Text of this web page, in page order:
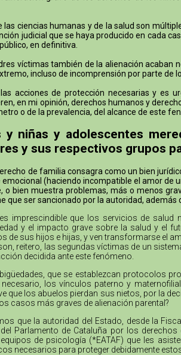
las ciencias humanas y de la salud son
judicial que se haya producido en cada
en definitiva.
víctimas también de la alienación acaban
incluso de incomprensión por parte de
acciones de protección necesarias y es
en mi opinión, derechos humanos y
o de la prevalencia, del alcance de este
y niñas y adolescentes
y sus respectivos grupos
de familia consagra como un bien
(haciendo incompatible el amor de
o bien muestra problemas, más o menos
que ser sancionado por la autoridad, además
imprescindible que los servicios de
y el impacto grave sobre la salud y el
de sus hijos e hijas, y ven transformarse el
reitero, las segundas víctimas de un
decidida ante este fenómeno.
que se establezcan protocolos
los vínculos paterno y
que los abuelos pierdan sus nietos, por la
casos más graves de alienación parental?
que la autoridad del Estado, desde la
Parlamento de Cataluña por los
de psicología (*EATAF) que les
necesarios para proteger debidamente